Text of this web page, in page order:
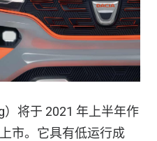
）将于 2021 年上半年作
市。它具有低运行成